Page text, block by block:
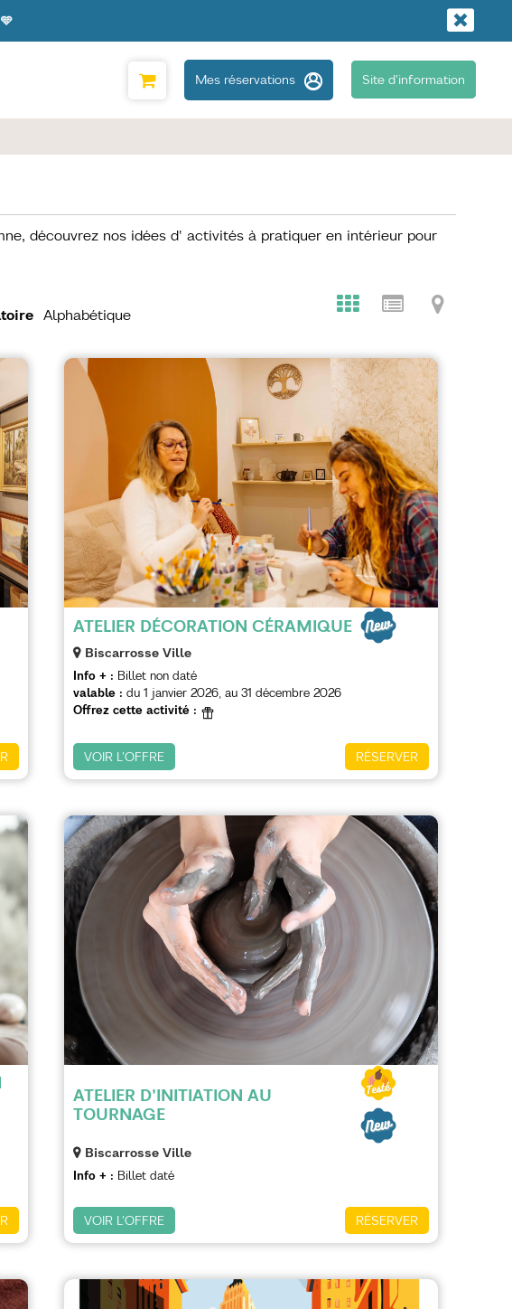
Mes réservations Site d'information
découvrez nos idées d' activités à pratiquer en intérieur pour
Alphabétique
ATELIER DÉCORATION CÉRAMIQUE
Biscarrosse Ville
Info + : Billet non daté
valable : du 1 janvier 2026 au 31 décembre 2026
Offrez cette activité :
RÉSERVER
VOIR L'OFFRE
ATELIER D'INITIATION AU
TOURNAGE
Biscarrosse Ville
Info + : Billet daté
RÉSERVER
VOIR L'OFFRE